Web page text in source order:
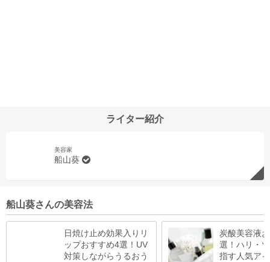
ライター紹介
美容家
船山葵
船山葵さんの美容法
日焼け止め効果入りリ
ップおすすめ4選！UV
対策しながらうるおう
炭酸美容液
選！ハリ・
指す人気ア